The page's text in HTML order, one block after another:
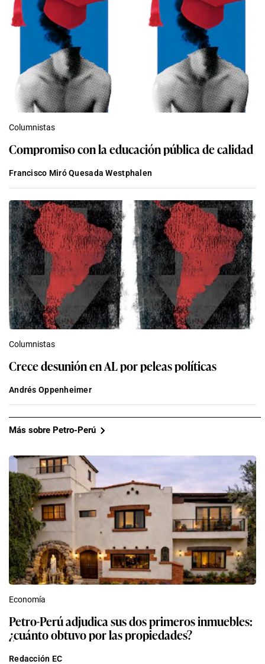
Columnistas
Compromiso con la educación pública de calidad
Francisco Miró Quesada Westphalen
Columnistas
Crece desunión en AL por peleas políticas
Andrés Oppenheimer
Más sobre Petro-Perú
Economía
Petro-Perú adjudica sus dos primeros inmuebles:
¿cuánto obtuvo por las propiedades?
Redacción EC